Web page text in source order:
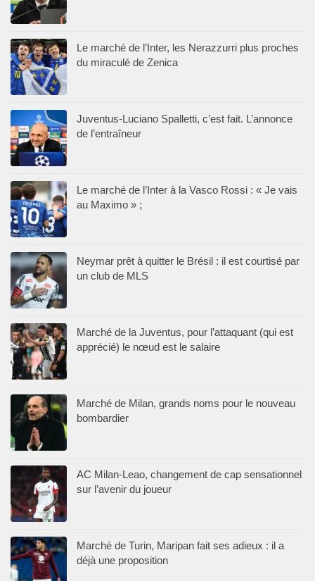
Le marché de l’Inter, les Nerazzurri plus proches
du miraculé de Zenica
Juventus-Luciano Spalletti, c’est fait. L’annonce
de l’entraîneur
Le marché de l’Inter à la Vasco Rossi : « Je vais
au Maximo » ;
Neymar prêt à quitter le Brésil : il est courtisé par
un club de MLS
Marché de la Juventus, pour l’attaquant (qui est
apprécié) le nœud est le salaire
Marché de Milan, grands noms pour le nouveau
bombardier
AC Milan-Leao, changement de cap sensationnel
sur l’avenir du joueur
Marché de Turin, Maripan fait ses adieux : il a
déjà une proposition